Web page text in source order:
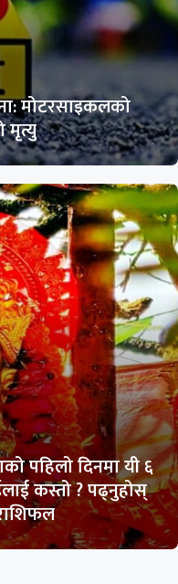
मोटरसाइकलको
मृत्यु
पहिलो दिनमा यी ६
कस्तो ? पढ्नुहोस्